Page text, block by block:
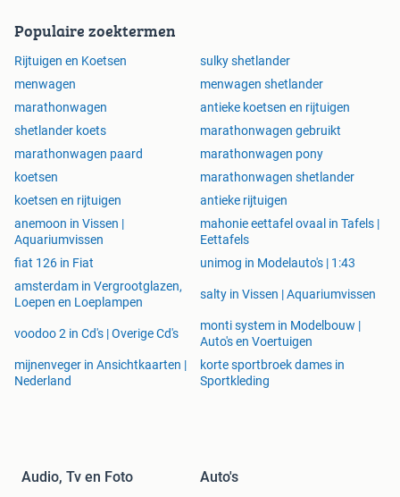
Populaire zoektermen
Rijtuigen en Koetsen
sulky shetlander
menwagen
menwagen shetlander
marathonwagen
antieke koetsen en rijtuigen
shetlander koets
marathonwagen gebruikt
marathonwagen paard
marathonwagen pony
koetsen
marathonwagen shetlander
koetsen en rijtuigen
antieke rijtuigen
anemoon in Vissen |
Aquariumvissen
mahonie eettafel ovaal in Tafels |
Eettafels
fiat 126 in Fiat
unimog in Modelauto's | 1:43
amsterdam in Vergrootglazen,
Loepen en Loeplampen
salty in Vissen | Aquariumvissen
voodoo 2 in Cd's | Overige Cd's
monti system in Modelbouw |
Auto's en Voertuigen
mijnenveger in Ansichtkaarten |
Nederland
korte sportbroek dames in
Sportkleding
Audio, Tv en Foto Auto's